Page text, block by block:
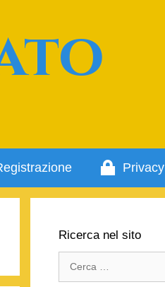
Privacy
Ricerca nel sito
per: